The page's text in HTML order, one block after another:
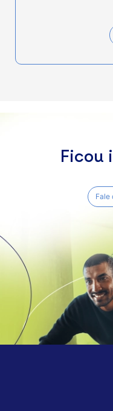
Ficou
Fale